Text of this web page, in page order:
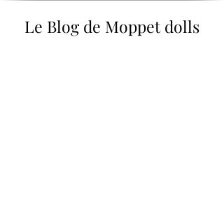
Le Blog de Moppet dolls